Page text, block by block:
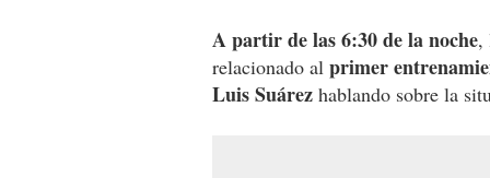
A partir de las 6:30 de la noche,
relacionado al primer
Luis Suárez hablando sobre la